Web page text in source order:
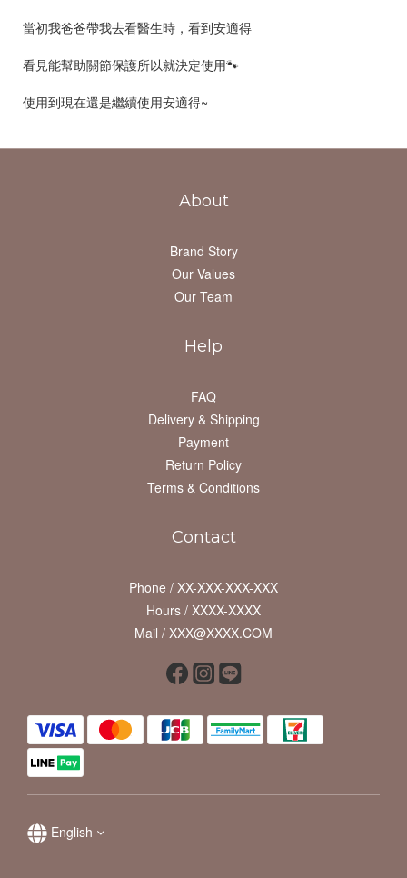
當初我爸爸帶我去看醫生時，看到安適得
看見能幫助關節保護所以就決定使用🐾
使用到現在還是繼續使用安適得~
About
Brand Story
Our Values
Our Team
Help
FAQ
Delivery & Shipping
Payment
Return Policy
Terms & Conditions
Contact
Phone / XX-XXX-XXX-XXX
Hours / XXXX-XXXX
Mail / XXX@XXXX.COM
English